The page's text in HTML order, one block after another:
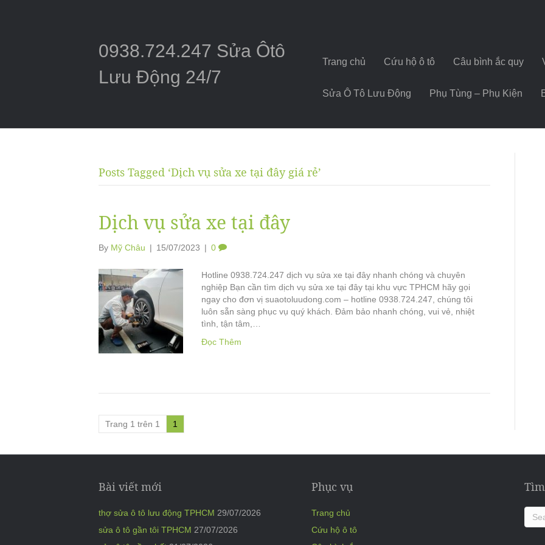
0938.724.247 Sửa Ôtô
Lưu Động 24/7
Trang chủ Cứu hộ ô tô Câu bình ắc quy
Sửa Ô Tô Lưu Động Phụ Tùng – Phụ Kiện
Posts Tagged ‘Dịch vụ sửa xe tại đây giá rẻ’
Dịch vụ sửa xe tại đây
By Mỹ Châu | 15/07/2023 | 0
Hotline 0938.724.247 dịch vụ sửa xe tại đây nhanh chóng và chuyên
nghiệp Bạn cần tìm dịch vụ sửa xe tại đây tại khu vực TPHCM hãy gọi
ngay cho đơn vị suaotoluudong.com – hotline 0938.724.247, chúng tôi
luôn sẵn sàng phục vụ quý khách. Đảm bảo nhanh chóng, vui vẻ, nhiệt
tình, tận tâm,…
Đọc Thêm
Trang 1 trên 1 1
Bài viết mới
thợ sửa ô tô lưu động TPHCM 29/07/2026
sửa ô tô gần tôi TPHCM 27/07/2026
Phục vụ
Trang chủ
Cứu hộ ô tô